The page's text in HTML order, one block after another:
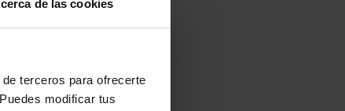
de las cookies
terceros para ofrecerte
modificar tus